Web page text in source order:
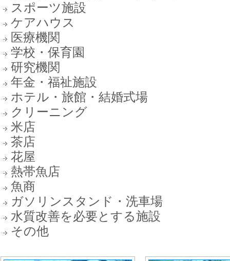
スポーツ施設
ケアハウス
医療機関
学校・保育園
研究機関
年金・福祉施設
ホテル・旅館・結婚式場
クリーニング
米店
茶店
花屋
熱帯魚店
魚商
ガソリンスタンド・洗車場
水質改善を必要とする施設
その他